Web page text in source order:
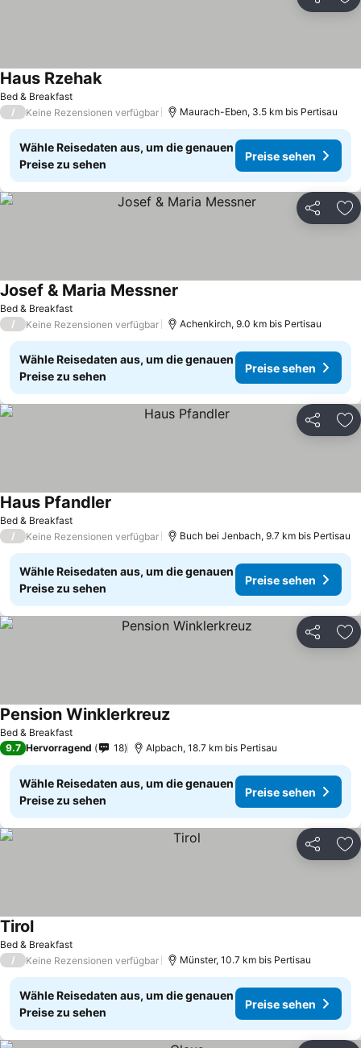
Teilen
Bed & Breakfast
Haus Rzehak
/ Keine Rezensionen verfügbar Maurach-Eben, 3.5 km bis Pertisau
Wähle Reisedaten aus, um die genauen
Preise zu sehen
Preise sehen
Teilen
Bed & Breakfast
Josef & Maria Messner
/ Keine Rezensionen verfügbar Achenkirch, 9.0 km bis Pertisau
Wähle Reisedaten aus, um die genauen
Preise zu sehen
Preise sehen
Teilen
Bed & Breakfast
Haus Pfandler
/ Keine Rezensionen verfügbar Buch bei Jenbach, 9.7 km bis Pertisau
Wähle Reisedaten aus, um die genauen
Preise zu sehen
Preise sehen
Teilen
Bed & Breakfast
Pension Winklerkreuz
9.7 Hervorragend 18 Alpbach, 18.7 km bis Pertisau
Wähle Reisedaten aus, um die genauen
Preise zu sehen
Preise sehen
Teilen
Bed & Breakfast
Tirol
/ Keine Rezensionen verfügbar Münster, 10.7 km bis Pertisau
Wähle Reisedaten aus, um die genauen
Preise zu sehen
Preise sehen